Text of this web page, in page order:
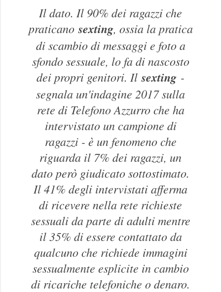
Il dato. Il 90% dei ragazzi che
praticanosexting, ossia la pratica
di scambio di messaggi e foto a
sfondo sessuale, lo fa di nascosto
dei propri genitori. Ilsexting -
segnala un'indagine 2017 sulla
rete di Telefono Azzurro che ha
intervistato un campione di
ragazzi - è un fenomeno che
riguarda il 7% dei ragazzi, un
dato però giudicato sottostimato.
Il 41% degli intervistati afferma
di ricevere nella rete richieste
sessuali da parte di adulti mentre
il 35% di essere contattato da
qualcuno che richiede immagini
sessualmente esplicite in cambio
di ricariche telefoniche o denaro.